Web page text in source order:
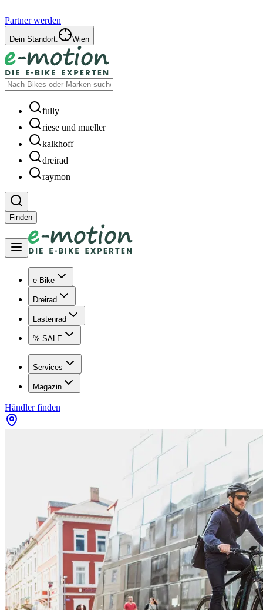
Partner werden
Dein Standort: Wien
fully
riese und mueller
kalkhoff
dreirad
raymon
Finden
e-Bike
Dreirad
Lastenrad
% SALE
Services
Magazin
Händler finden